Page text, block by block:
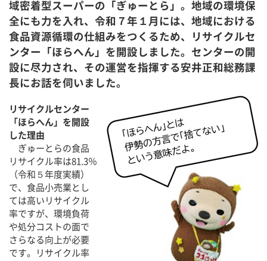
域密着型スーパーの「ぎゅーとら」。地域の環境保
全にも力を入れ、令和７年１月には、地域における
食品資源循環の仕組みをつくるため、リサイクルセ
ンター「ほらへん」を開設しました。センターの開
設に尽力され、その運営を指揮する安井正和総務課
長にお話を伺いました。
リサイクルセンター
「ほらへん」を開設
した理由
ぎゅーとらの食品
リサイクル率は81.3％
（令和５年度実績）
で、食品小売業とし
ては高いリサイクル
率ですが、環境負荷
や処分コストの面で
さらなる向上が必要
です。リサイクル率